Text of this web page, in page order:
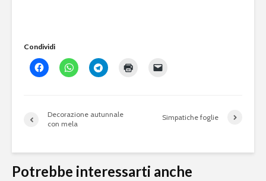
Condividi
Decorazione autunnale
con mela
Simpatiche foglie
Potrebbe interessarti anche